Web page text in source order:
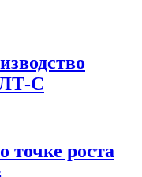
С
точке роста